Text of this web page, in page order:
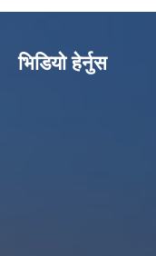
भिडियो हेर्नुस